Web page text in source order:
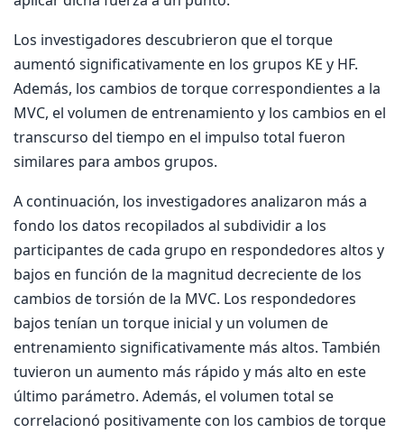
Los investigadores descubrieron que el torque
aumentó significativamente en los grupos KE y HF.
Además, los cambios de torque correspondientes a la
MVC, el volumen de entrenamiento y los cambios en el
transcurso del tiempo en el impulso total fueron
similares para ambos grupos.
A continuación, los investigadores analizaron más a
fondo los datos recopilados al subdividir a los
participantes de cada grupo en respondedores altos y
bajos en función de la magnitud decreciente de los
cambios de torsión de la MVC. Los respondedores
bajos tenían un torque inicial y un volumen de
entrenamiento significativamente más altos. También
tuvieron un aumento más rápido y más alto en este
último parámetro. Además, el volumen total se
correlacionó positivamente con los cambios de torque